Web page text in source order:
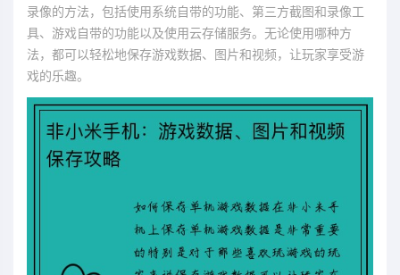
录像的方法，包括使用系统自带的功能、第三方截图和录像工
具、游戏自带的功能以及使用云存储服务。无论使用哪种方
法，都可以轻松地保存游戏数据、图片和视频，让玩家享受游
戏的乐趣。